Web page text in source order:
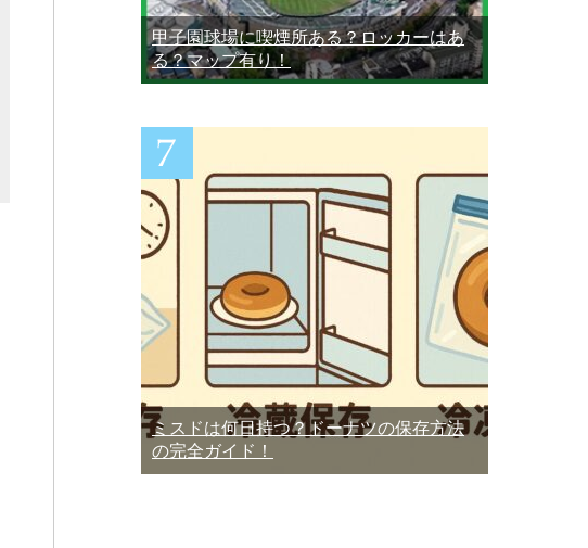
甲子園球場に喫煙所ある？ロッカーはあ
る？マップ有り！
ミスドは何日持つ？ドーナツの保存方法
の完全ガイド！